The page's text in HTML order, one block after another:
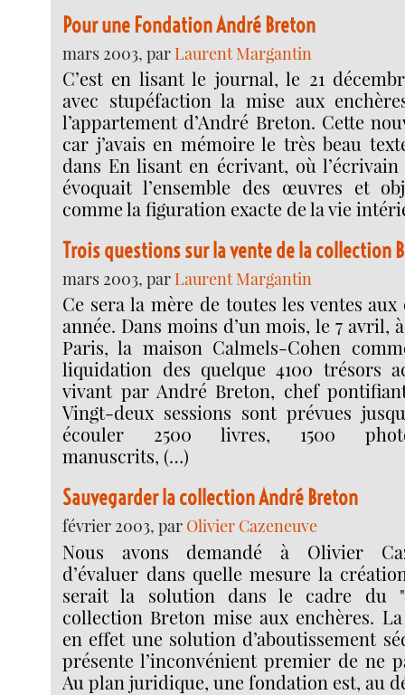
Pour une Fondation André Breton
mars 2003, par Laurent Margantin
C’est en lisant le journal, le 21
avec stupéfaction la mise aux
l’appartement d’André Breton. Cette
car j’avais en mémoire le très beau
dans En lisant en écrivant, où
évoquait l’ensemble des œuvres et
comme la figuration exacte de la vie
Trois questions sur la vente de la collection
mars 2003, par Laurent Margantin
Ce sera la mère de toutes les ventes
année. Dans moins d’un mois, le 7 avril,
Paris, la maison Calmels-Cohen
liquidation des quelque 4100 trésors
vivant par André Breton, chef
Vingt-deux sessions sont prévues
écouler 2500 livres, 1500
manuscrits, (…)
Sauvegarder la collection André Breton
février 2003, par Olivier Cazeneuve
Nous avons demandé à Olivier
d’évaluer dans quelle mesure la
serait la solution dans le cadre du
collection Breton mise aux enchères.
en effet une solution d’aboutissement
présente l’inconvénient premier de ne
Au plan juridique, une fondation est, au